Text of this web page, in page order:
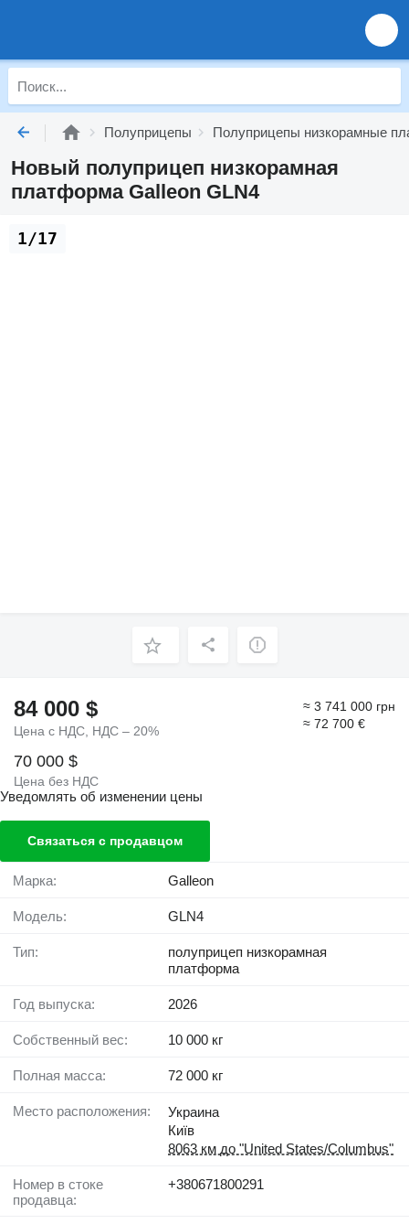
Полуприцепы Полуприцепы низкорамные
Новый полуприцеп низкорамная
платформа Galleon GLN4
1/17
84 000 $
Цена с НДС, НДС – 20%
≈ 3 741 000 грн
≈ 72 700 €
70 000 $
Цена без НДС
Уведомлять об изменении цены
Связаться с продавцом
Марка: Galleon
Модель: GLN4
Тип:
полуприцеп низкорамная
платформа
Год выпуска: 2026
Собственный вес: 10 000 кг
Полная масса: 72 000 кг
Место расположения:
Украина
Київ
8063 км до "United States/Columbus"
Номер в стоке
продавца:
+380671800291